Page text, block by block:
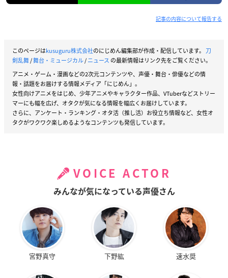
記事の内容について報告する
このページはkusuguru株式会社のにじめん編集部が作成・配信しています。 刀
剣乱舞/舞台・ミュージカル/ニュース の最新情報はリンク先をご覧ください。
アニメ・ゲーム・漫画などの2次元コンテンツや、声優・舞台・俳優などの情
報・話題をお届けする情報メディア「にじめん」。
女性向けアニメをはじめ、少年アニメやキャラクター作品、VTuberなどストリー
マーにも幅を広げ、オタクが気になる情報を幅広くお届けしています。
さらに、アンケート・ランキング・オタ活（推し活）お役立ち情報など、女性オ
タクがワクワク楽しめるようなコンテンツも発信しています。
VOICE ACTOR
みんなが気になっている声優さん
宮野真守 下野紘 速水奨